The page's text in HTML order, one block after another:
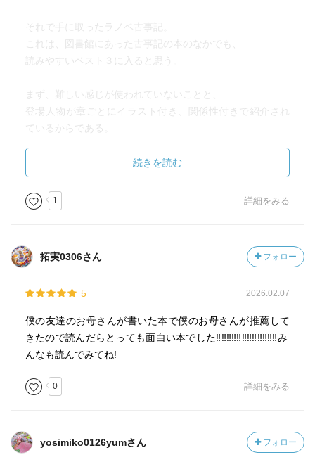
それで手に取ったラノベ古事記。
これは、図書館にあった古事記の本のなかでも、
読みやすいベスト３に入ると思う。
まず、難しい感じが使われていないことと、
登場人物が章ごとにイラスト付き、関係性付きで紹介され
ているからである。
他の本は、文章だけで書かれているので、
やはりわかりにくいが、この本はとてもわかりやすかった
し、古事記を初めて読む人にはおすすめできる。
なんども「この人だれだっけ」となったけれど、
こちらの本を一冊読むことで、ほかの古事記の本を読むハ
かなりカジュアルにかかれているし、
男女の描写が多いが、
その分読みやすいなと感じた。
これは古事記の上巻だけなので、
中巻、下巻も必ず読もうと思った。
こういう、何かに分野にとっかした女性の著者の本は、
意見が偏りすぎていて読みにくい本がおおい印象だが、
続きを読む
1 詳細をみる
拓実0306さん フォロー
5 2026.02.07
僕の友達のお母さんが書いた本で僕のお母さんが推薦して
きたので読んだらとっても面白い本でした‼︎‼︎‼︎‼︎‼︎‼︎‼︎‼︎‼︎‼︎‼︎‼︎み
んなも読んでみてね!
0 詳細をみる
yosimiko0126yumさん フォロー